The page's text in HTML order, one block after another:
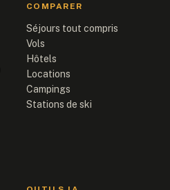
COMPARER
Séjours tout compris
Vols
Hôtels
Locations
Campings
Stations de ski